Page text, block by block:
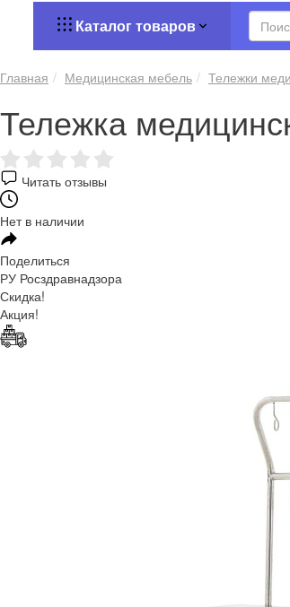
Каталог товаров
Главная Медицинская мебель Тележки
Тележка
Читать отзывы
Нет в наличии
Поделиться
РУ Росздравнадзора
Скидка!
Акция!